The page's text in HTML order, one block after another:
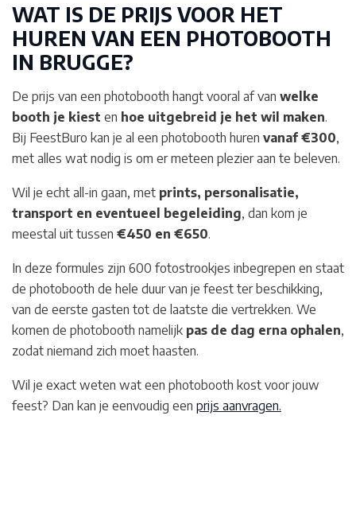
WAT IS DE PRIJS VOOR HET
HUREN VAN EEN PHOTOBOOTH
IN BRUGGE?
De prijs van een photobooth hangt vooral af van welke
booth je kiest en hoe uitgebreid je het wil maken.
Bij FeestBuro kan je al een photobooth huren vanaf €300,
met alles wat nodig is om er meteen plezier aan te beleven.
Wil je echt all-in gaan, met prints, personalisatie,
transport en eventueel begeleiding, dan kom je
meestal uit tussen €450 en €650.
In deze formules zijn 600 fotostrookjes inbegrepen en staat
de photobooth de hele duur van je feest ter beschikking,
van de eerste gasten tot de laatste die vertrekken. We
komen de photobooth namelijk pas de dag erna ophalen,
zodat niemand zich moet haasten.
Wil je exact weten wat een photobooth kost voor jouw
feest? Dan kan je eenvoudig een prijs aanvragen.